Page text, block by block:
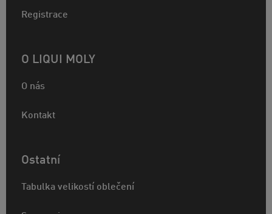
Registrace
O LIQUI MOLY
O nás
Kontakt
Ostatní
Tabulka velikostí oblečení